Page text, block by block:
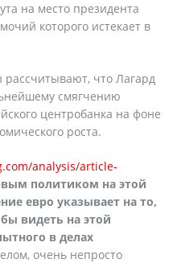
на место президента
которого истекает в
рассчитывают, что Лагард
смягчению
центробанка на фоне
роста.
analysis/article-
политиком на этой
евро указывает на то,
видеть на этой
в делах
очень непросто